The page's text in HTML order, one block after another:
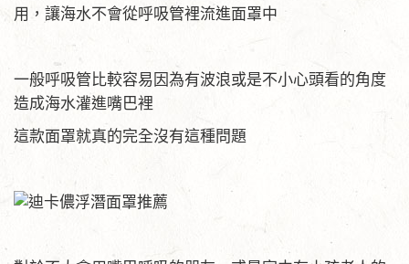
用，讓海水不會從呼吸管裡流進面罩中
一般呼吸管比較容易因為有波浪或是不小心頭看的角度
造成海水灌進嘴巴裡
這款面罩就真的完全沒有這種問題